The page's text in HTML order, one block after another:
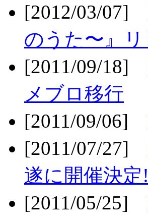
[2012/03/07]
のうた〜』
[2011/09/18]
メブロ移行
[2011/09/06]
[2011/07/27]
遂に開催決定
[2011/05/25]